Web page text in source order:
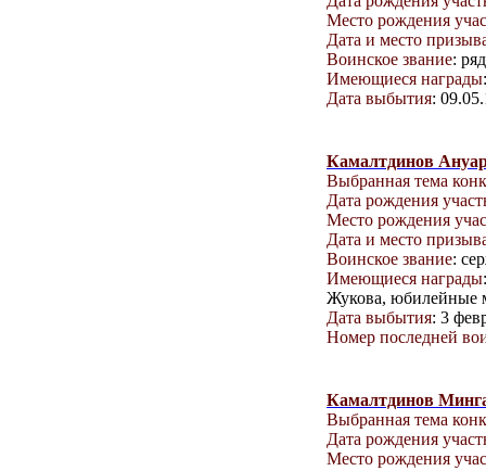
Место рождения
Дата и место
Воинское звание:
Имеющиеся награды
Дата выбытия:
Камалтдинов
Выбранная тема
Дата рождения
Место рождения
Дата и место
Воинское звание:
Имеющиеся награды
Жукова, юбилейные
Дата выбытия: 3
Номер последней
Камалтдинов
Выбранная тема
Дата рождения
Место рождения